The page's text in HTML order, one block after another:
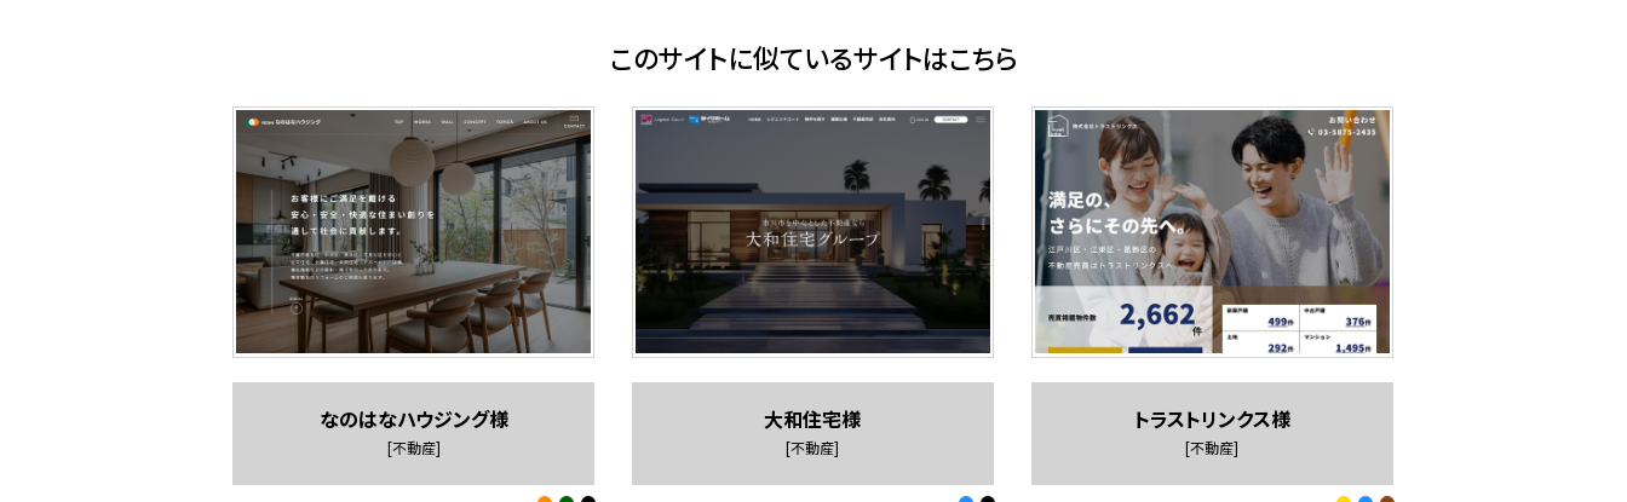
このサイトに似ているサイトはこちら
なのはなハウジング様
[不動産]
大和住宅様
[不動産]
トラストリンクス様
[不動産]